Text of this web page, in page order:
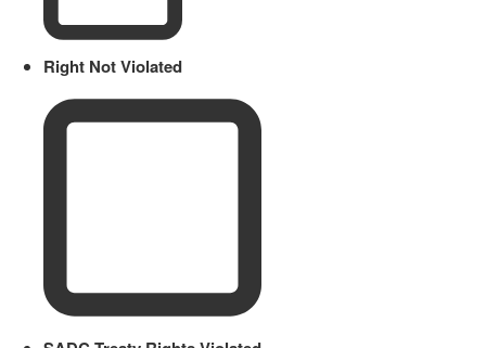
Right Not Violated